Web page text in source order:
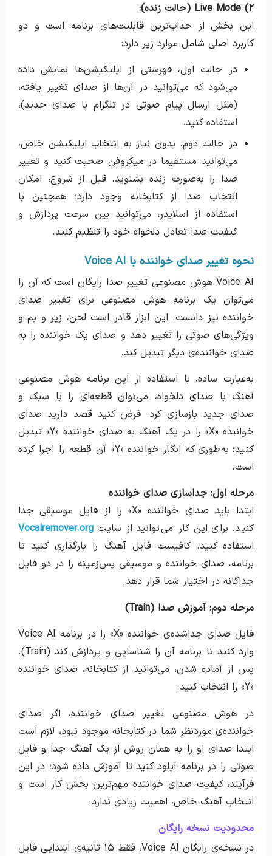
۲) Live Mode (حالت زنده):
این بخش از جذاب‌ترین قابلیت‌های برنامه است و دو
کاربرد اصلی شامل موارد زیر دارد:
در حالت اول، فهرستی از اپلیکیشن‌ها نمایش داده
می‌شود که می‌توانید در آن‌ها از صدای تغییر یافته،
(مثل ارسال پیام صوتی در تلگرام با صدای جدید)،
استفاده کنید.
در حالت دوم، بدون نیاز به انتخاب اپلیکیشن خاص،
می‌توانید مستقیما در میکروفن صحبت کنید و تغییر
صدا را به‌صورت زنده بشنوید. قبل از شروع، امکان
انتخاب صدا از کتابخانه وجود دارد؛ همچنین با
استفاده از اسلایدر، می‌توانید بین سرعت پردازش و
کیفیت صدا تعادل دلخواه خود را تنظیم کنید.
نحوه تغییر صدای خواننده با Voice AI
Voice AI هوش مصنوعی تغییر صدا رایگان است که آن را
می‌توان یک برنامه هوش مصنوعی برای تغییر صدای
خواننده نیز دانست. این ابزار قادر است لحن، زیر و بم و
ویژگی‌های صوتی را تغییر دهد و صدای یک خواننده را به
صدای خواننده‌ی دیگر تبدیل کند.
به‌عبارت ساده، با استفاده از این برنامه هوش مصنوعی
آهنگ با صدای دلخواه، می‌توان قطعه‌ای را با سبک و
صدای جدید بازسازی کرد. فرض کنید قصد دارید صدای
خواننده «X» را در یک آهنگ به صدای خواننده «Y» تبدیل
کنید؛ به‌طوری که انگار خواننده «Y» آن قطعه را اجرا کرده
است.
مرحله اول: جداسازی صدای خواننده
ابتدا باید صدای خواننده «X» را از فایل موسیقی جدا
کنید. برای این کار می‌توانید از سایت Vocalremover.org
استفاده کنید. کافیست فایل آهنگ را بارگذاری کنید تا
برنامه، صدای خواننده و موسیقی پس‌زمینه را در دو فایل
جداگانه در اختیار شما قرار دهد.
مرحله دوم: آموزش صدا (Train)
فایل صدای جداشده‌ی خواننده «X» را در برنامه Voice AI
وارد کنید تا برنامه آن را شناسایی و پردازش کند (Train).
پس از آماده شدن، می‌توانید از کتابخانه، صدای خواننده
«Y» را انتخاب کنید.
در هوش مصنوعی تغییر صدای خواننده، اگر صدای
خواننده‌ی موردنظر شما در کتابخانه موجود نبود، لازم است
ابتدا صدای او را به همان روش از یک آهنگ جدا و فایل
صوتی را در برنامه آپلود کنید تا آموزش داده شود؛ در این
فرآیند، کیفیت صدای خواننده مهم‌ترین بخش کار است و
انتخاب آهنگ خاص، اهمیت زیادی ندارد.
محدودیت نسخه رایگان
در نسخه‌ی رایگان Voice AI، فقط ۱۵ ثانیه‌ی ابتدایی فایل